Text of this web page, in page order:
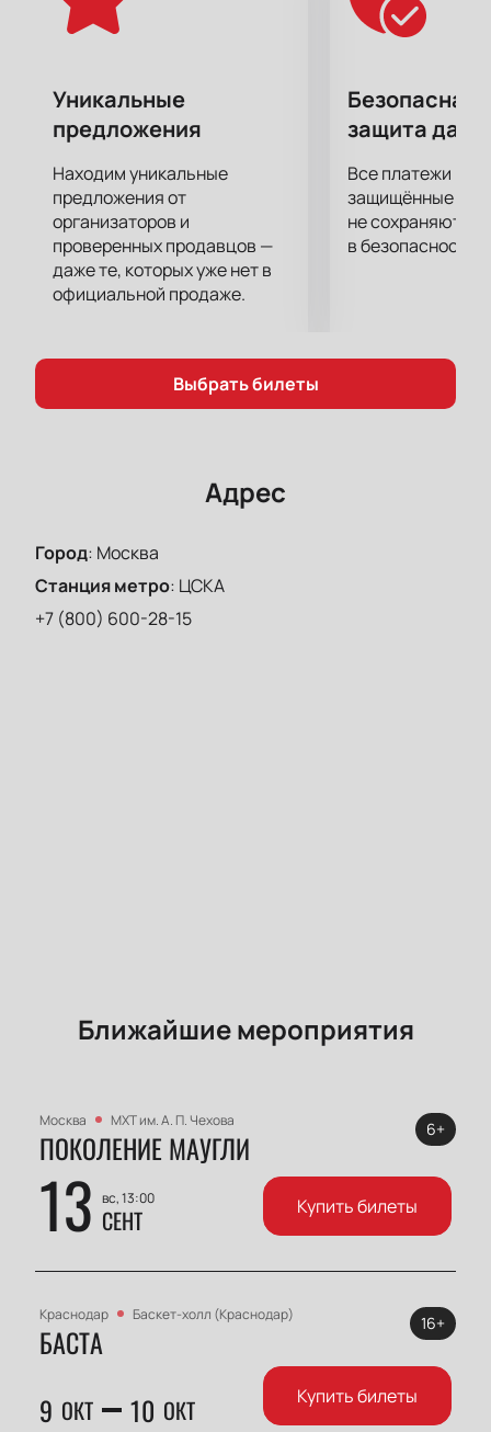
Уникальные
предложения
Находим уникальные
предложения от
организаторов и
проверенных продавцов —
даже те, которых уже нет в
официальной продаже.
Безопасная
защита
Все платежи
защищённые
не сохраняются
в безопасности.
Выбрать билеты
Адрес
Город: Москва
Станция метро: ЦСКА
+7 (800) 600-28-15
Ближайшие мероприятия
Москва МХТ им. А. П. Чехова
ПОКОЛЕНИЕ МАУГЛИ
13 вс, 13:00
СЕНТ
6+
Купить билеты
Краснодар Баскет-холл (Краснодар)
БАСТА
9 ОКТ 10 ОКТ
16+
Купить билеты